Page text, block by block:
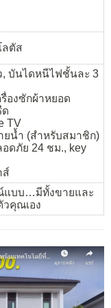
ลตัส
, บันไดหนีไฟชั้นละ 3
องซักผ้าหยอด
ด
TV
ยน้ำ (สำหรับสมาชิก)
ดภัย 24 ชม., key
ส์
บบ…มีทั้งขายและ
วคุณเอง